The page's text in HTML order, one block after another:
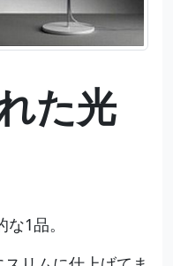
た光
1品。